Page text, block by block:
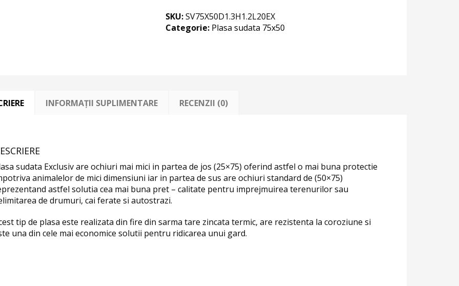
75X50/D1.3H1.2/L20
EXCLUSIV
SKU:SV75X50D1.3H1.2L20EX
Categorie: Plasa sudata 75x50
INFORMAȚII SUPLIMENTARE RECENZII (0)
sudata Exclusiv are ochiuri mai mici in partea de jos (25×75) oferind astfel o mai buna protectie
animalelor de mici dimensiuni iar in partea de sus are ochiuri standard de (50×75)
astfel solutia cea mai buna pret – calitate pentru imprejmuirea terenurilor sau
de drumuri, cai ferate si autostrazi.
tip de plasa este realizata din fire din sarma tare zincata termic, are rezistenta la coroziune si
una din cele mai economice solutii pentru ridicarea unui gard.